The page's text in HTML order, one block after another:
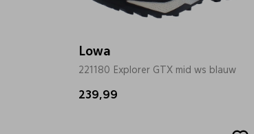
Lowa
221180 Explorer GTX mid ws blauw
239,99